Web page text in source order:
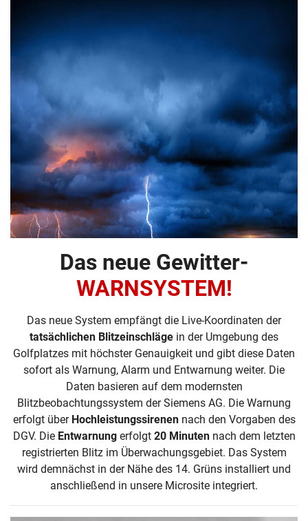
Das neue Gewitter-
WARNSYSTEM!
Das neue System empfängt die Live-Koordinaten der
tatsächlichen Blitzeinschläge in der Umgebung des
Golfplatzes mit höchster Genauigkeit und gibt diese Daten
sofort als Warnung, Alarm und Entwarnung weiter. Die
Daten basieren auf dem modernsten
Blitzbeobachtungssystem der Siemens AG. Die Warnung
erfolgt über Hochleistungssirenennach den Vorgaben des
DGV. Die Entwarnungerfolgt 20 Minutennach dem letzten
registrierten Blitz im Überwachungsgebiet. Das System
wird demnächst in der Nähe des 14. Grüns installiert und
anschließend in unsere Microsite integriert.